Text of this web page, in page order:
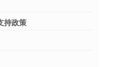
持政策